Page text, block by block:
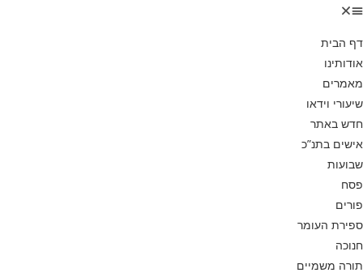
דף הבית
אודותינו
מאמרים
שיעורי וידאו
חדש באתר
אישים בתנ”כ
שבועות
פסח
פורים
ספירת העומר
חנוכה
תורה משמיים